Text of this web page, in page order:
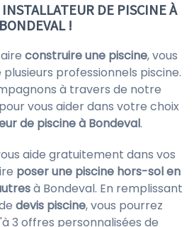
DE PISCINE À
BONDEVAL !
construire une piscine, vous
professionnels piscine.
à travers de notre
vous aider dans votre choix
de piscine à Bondeval.
aide gratuitement dans vos
poser une piscine hors-sol en
à Bondeval. En remplissant
devis piscine, vous pourrez
3 offres personnalisées de